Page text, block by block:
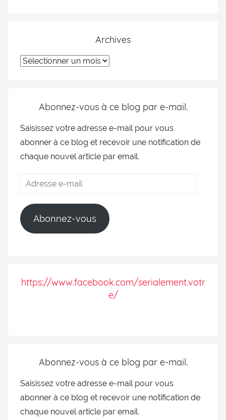
Archives
Abonnez-vous à ce blog par e-mail.
Saisissez votre adresse e-mail pour vous
abonner à ce blog et recevoir une notification de
chaque nouvel article par email.
Abonnez-vous
https://www.facebook.com/serialement.votr
e/
Abonnez-vous à ce blog par e-mail.
Saisissez votre adresse e-mail pour vous
abonner à ce blog et recevoir une notification de
chaque nouvel article par email.